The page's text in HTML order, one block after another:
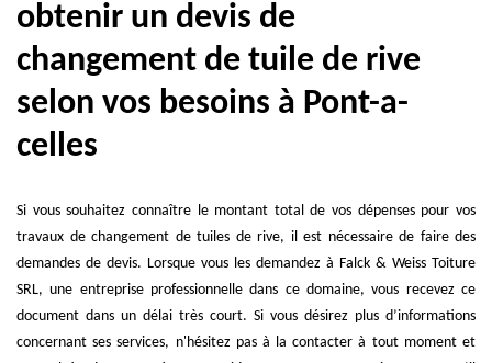
obtenir un devis de
changement de tuile de rive
selon vos besoins à Pont-a-
celles
Si vous souhaitez connaître le montant total de vos dépenses pour vos
travaux de changement de tuiles de rive, il est nécessaire de faire des
demandes de devis. Lorsque vous les demandez à Falck & Weiss Toiture
SRL, une entreprise professionnelle dans ce domaine, vous recevez ce
document dans un délai très court. Si vous désirez plus d’informations
concernant ses services, n'hésitez pas à la contacter à tout moment et